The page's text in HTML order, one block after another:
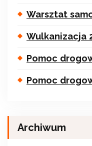
Warsztat
Wulkanizacja
Pomoc
Pomoc
Archiwum